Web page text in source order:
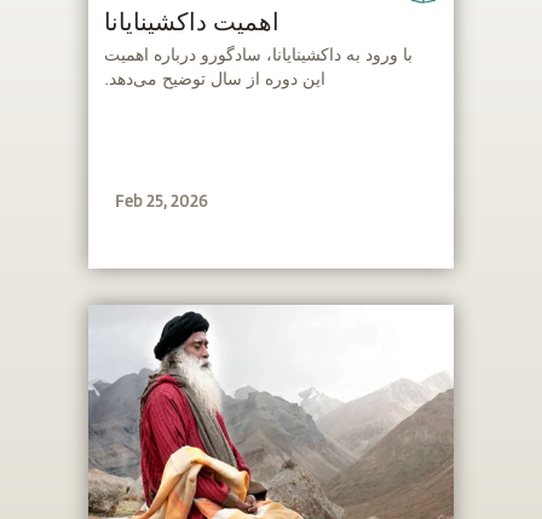
اهمیت داکشینایانا
‫با ورود به داکشینایانا، سادگورو درباره اهمیت
این دوره از سال توضیح می‌دهد.
Feb 25, 2026